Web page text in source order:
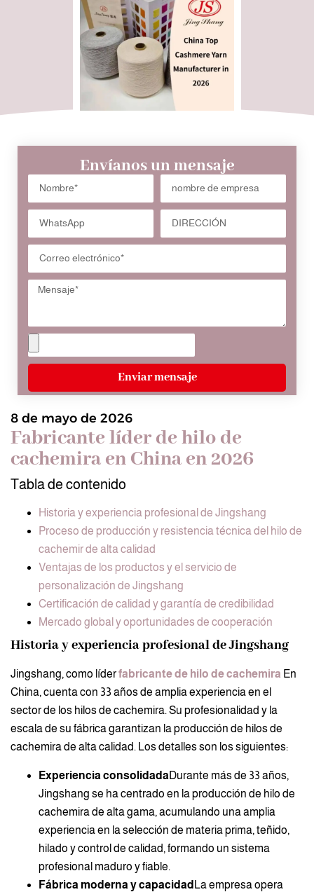
Envíanos un mensaje
Enviar mensaje
8 de mayo de 2026
Fabricante líder de hilo de
cachemira en China en 2026
Tabla de contenido
Historia y experiencia profesional de Jingshang
Proceso de producción y resistencia técnica del hilo de
cachemir de alta calidad
Ventajas de los productos y el servicio de
personalización de Jingshang
Certificación de calidad y garantía de credibilidad
Mercado global y oportunidades de cooperación
Historia y experiencia profesional de Jingshang
Jingshang, como líderfabricante de hilo de cachemira En
China, cuenta con 33 años de amplia experiencia en el
sector de los hilos de cachemira. Su profesionalidad y la
escala de su fábrica garantizan la producción de hilos de
cachemira de alta calidad. Los detalles son los siguientes:
Experiencia consolidadaDurante más de 33 años,
Jingshang se ha centrado en la producción de hilo de
cachemira de alta gama, acumulando una amplia
experiencia en la selección de materia prima, teñido,
hilado y control de calidad, formando un sistema
profesional maduro y fiable.
Fábrica moderna y capacidad La empresa opera